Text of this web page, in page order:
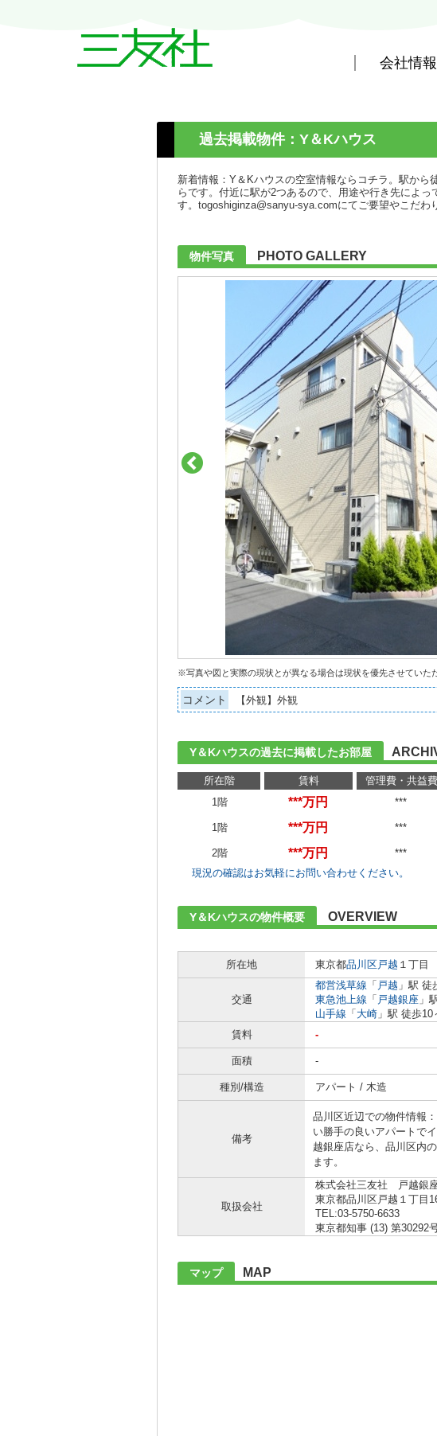
会社情報
(
過去掲載物件：Y＆Kハウス
新着情報：Y＆Kハウスの空室情報ならコチラ。駅か
らです。付近に駅が2つあるので、用途や行き先によ
す。togoshiginza@sanyu-sya.comにてご要望やこだわ
物件写真 PHOTO GALLERY
※写真や図と実際の現状とが異なる場合は現状を優先させていた
コメント 【外観】外観
Y＆Kハウスの過去に掲載したお部屋
所在階 賃料 管理費・共益費
1階
***万円 ***
1階 ***万円 ***
2階 ***万円 ***
現況の確認はお気軽にお問い合わせください。
Y＆Kハウスの物件概要 OVERVIEW
所在地
東京都品川区戸越 １丁目
交通
都営浅草線 「 戸越 」駅 徒
東急池上線 「 戸越銀座 」
山手線 「 大崎 」駅 徒歩10
賃料
-
面積 -
種別/構造 アパート / 木造
備考
品川区近辺での物件情報
い勝手の良いアパートで
越銀座店なら、品川区内
ます。
取扱会社
株式会社三友社 戸越銀
東京都品川区戸越１丁目
TEL:03-5750-6633
東京都知事 (13) 第30292
マップ MAP